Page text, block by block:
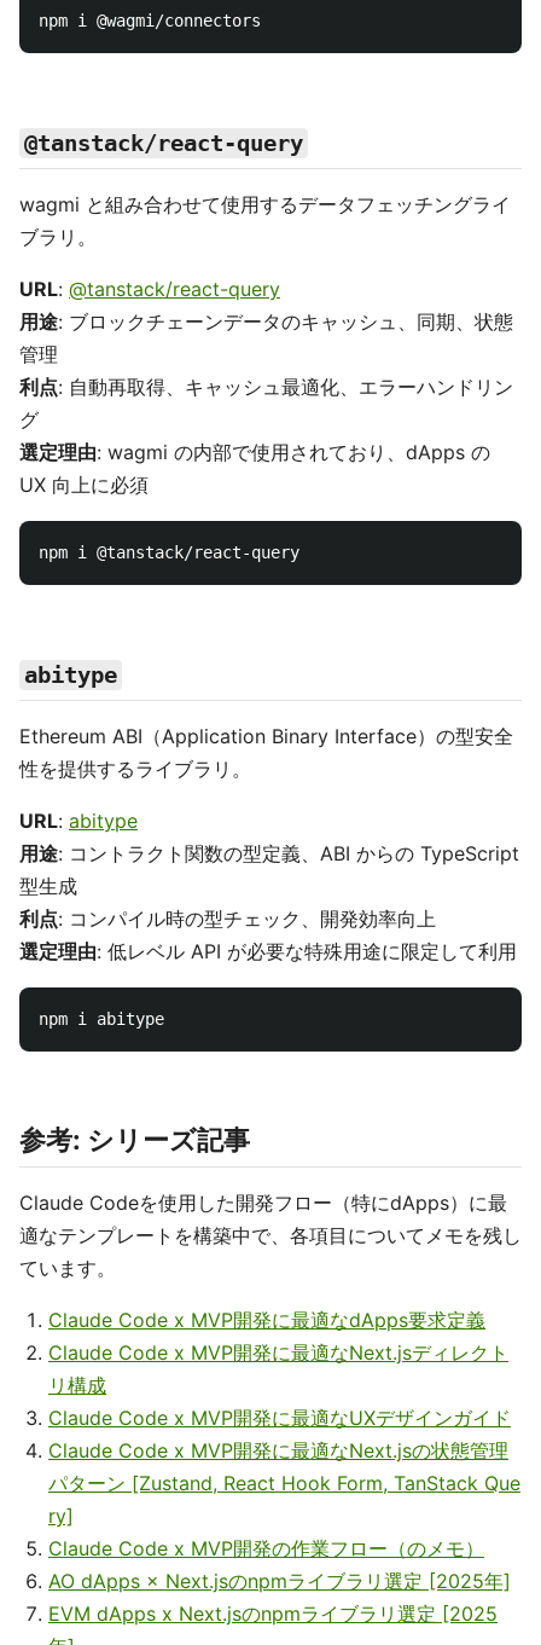
@tanstack/react-query
wagmi と組み合わせて使用するデータフェッチングライ
ブラリ。
URL: @tanstack/react-query
用途: ブロックチェーンデータのキャッシュ、同期、状態
管理
利点: 自動再取得、キャッシュ最適化、エラーハンドリン
グ
選定理由: wagmi の内部で使用されており、dApps の
UX 向上に必須
abitype
Ethereum ABI（Application Binary Interface）の型安全
性を提供するライブラリ。
URL: abitype
用途: コントラクト関数の型定義、ABI からの TypeScript
型生成
利点: コンパイル時の型チェック、開発効率向上
選定理由: 低レベル API が必要な特殊用途に限定して利用
参考: シリーズ記事
Claude Codeを使用した開発フロー（特にdApps）に最
適なテンプレートを構築中で、各項目についてメモを残し
ています。
Claude Code x MVP開発に最適なdApps要求定義
Claude Code x MVP開発に最適なNext.jsディレクト
リ構成
Claude Code x MVP開発に最適なUXデザインガイド
Claude Code x MVP開発に最適なNext.jsの状態管理
パターン [Zustand, React Hook Form, TanStack Que
ry]
Claude Code x MVP開発の作業フロー（のメモ）
AO dApps × Next.jsのnpmライブラリ選定 [2025年]
EVM dApps x Next.jsのnpmライブラリ選定 [2025